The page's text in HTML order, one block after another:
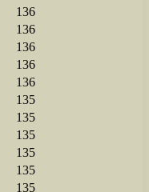
136
136
136
136
136
135
135
135
135
135
135